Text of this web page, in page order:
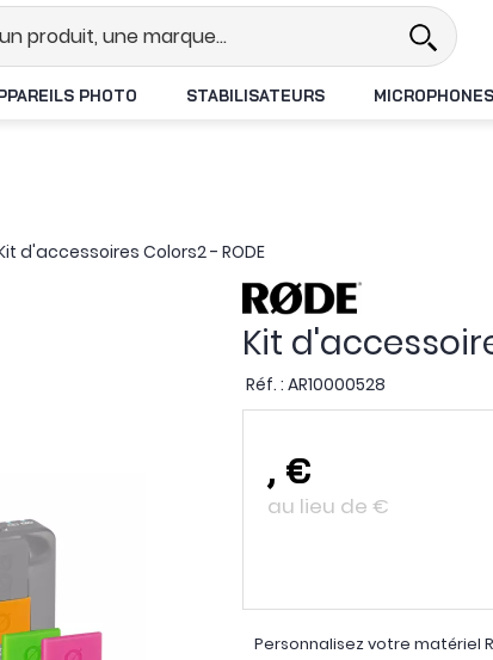
PHOTO STABILISATEURS MICROPHONES
d'accessoires Colors2 - RODE
Kit
Réf. : AR10000528
, €
au lieu de €
Personnalisez votre matériel